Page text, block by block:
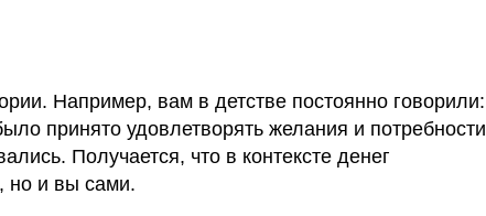
Например, вам в детстве постоянно говорили:
принято удовлетворять желания и потребности
Получается, что в контексте денег
но и вы сами.